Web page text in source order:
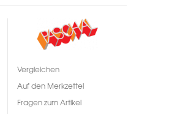
Vergleichen
Auf den Merkzettel
Fragen zum Artikel